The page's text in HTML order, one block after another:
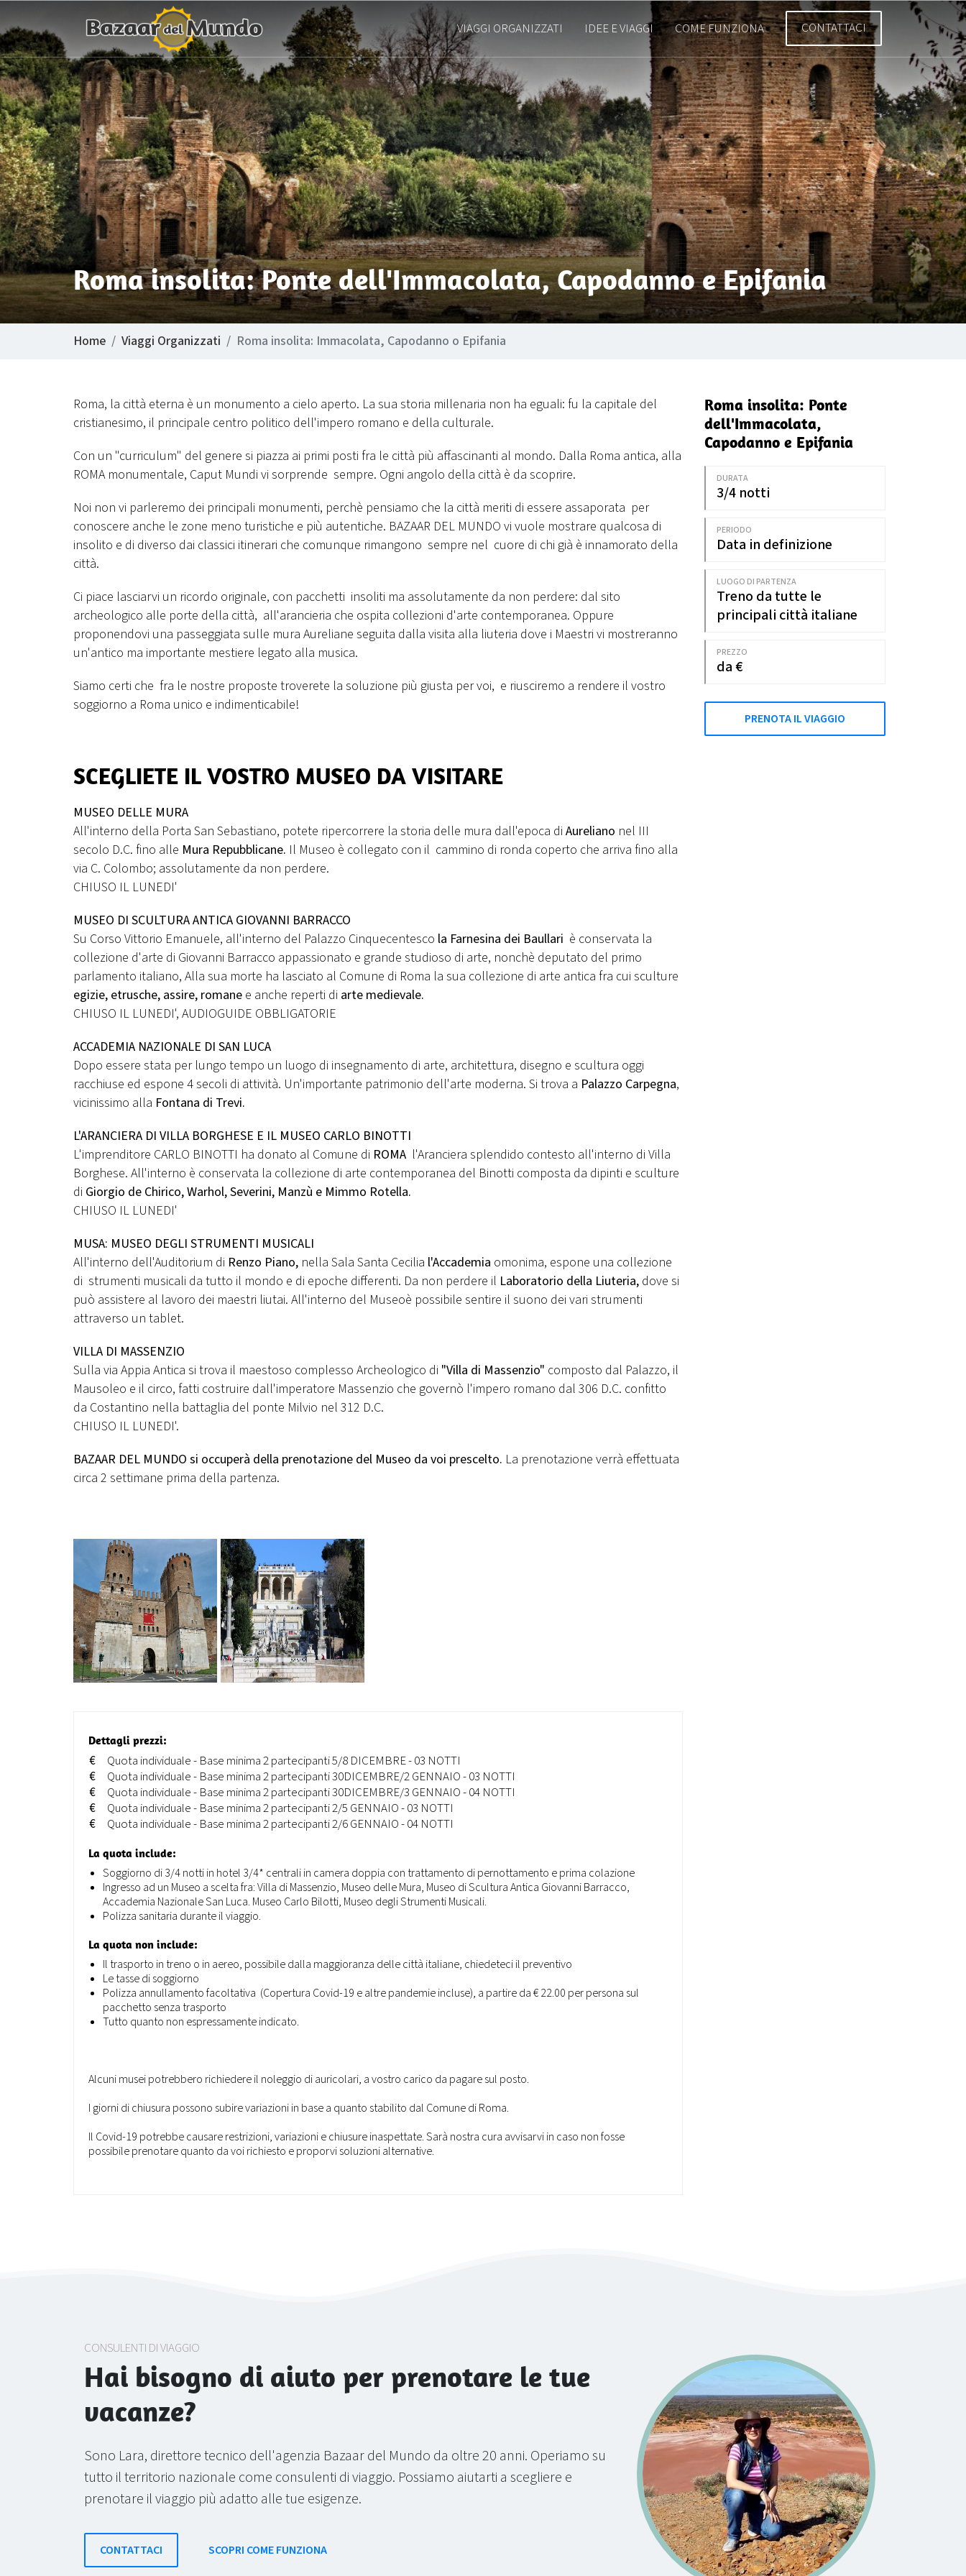
CONTATTACI
COME FUNZIONA
IDEE E VIAGGI
VIAGGI ORGANIZZATI
Roma insolita: Ponte dell'Immacolata, Capodanno e Epifania
Home Viaggi Organizzati Roma insolita: Immacolata, Capodanno o Epifania
Roma, la città eterna è un monumento a cielo aperto. La sua storia millenaria non ha eguali: fu la capitale del
cristianesimo, il principale centro politico dell'impero romano e della culturale.
Con un "curriculum" del genere si piazza ai primi posti fra le città più affascinanti al mondo. Dalla Roma antica, alla
ROMA monumentale, Caput Mundi vi sorprende sempre. Ogni angolo della città è da scoprire.
Noi non vi parleremo dei principali monumenti, perchè pensiamo che la città meriti di essere assaporata per
conoscere anche le zone meno turistiche e più autentiche. BAZAAR DEL MUNDO vi vuole mostrare qualcosa di
insolito e di diverso dai classici itinerari che comunque rimangono sempre nel cuore di chi già è innamorato della
città.
Ci piace lasciarvi un ricordo originale, con pacchetti insoliti ma assolutamente da non perdere: dal sito
archeologico alle porte della città, all'arancieria che ospita collezioni d'arte contemporanea. Oppure
proponendovi una passeggiata sulle mura Aureliane seguita dalla visita alla liuteria dove i Maestri vi mostreranno
un'antico ma importante mestiere legato alla musica.
Siamo certi che fra le nostre proposte troverete la soluzione più giusta per voi, e riusciremo a rendere il vostro
soggiorno a Roma unico e indimenticabile!
SCEGLIETE IL VOSTRO MUSEO DA VISITARE
MUSEO DELLE MURA
All'interno della Porta San Sebastiano, potete ripercorrere la storia delle mura dall'epoca di Aureliano nel III
secolo D.C. fino alle Mura Repubblicane. Il Museo è collegato con il cammino di ronda coperto che arriva fino alla
via C. Colombo; assolutamente da non perdere.
CHIUSO IL LUNEDI'
MUSEO DI SCULTURA ANTICA GIOVANNI BARRACCO
Su Corso Vittorio Emanuele, all'interno del Palazzo Cinquecentesco la Farnesina dei Baullari è conservata la
collezione d'arte di Giovanni Barracco appassionato e grande studioso di arte, nonchè deputato del primo
parlamento italiano, Alla sua morte ha lasciato al Comune di Roma la sua collezione di arte antica fra cui sculture
egizie, etrusche, assire, romane e anche reperti di arte medievale.
CHIUSO IL LUNEDI', AUDIOGUIDE OBBLIGATORIE
ACCADEMIA NAZIONALE DI SAN LUCA
Dopo essere stata per lungo tempo un luogo di insegnamento di arte, architettura, disegno e scultura oggi
racchiuse ed espone 4 secoli di attività. Un'importante patrimonio dell'arte moderna. Si trova a Palazzo Carpegna,
vicinissimo alla Fontana di Trevi.
L'ARANCIERA DI VILLA BORGHESE E IL MUSEO CARLO BINOTTI
L'imprenditore CARLO BINOTTI ha donato al Comune di ROMA l'Aranciera splendido contesto all'interno di Villa
Borghese. All'interno è conservata la collezione di arte contemporanea del Binotti composta da dipinti e sculture
di Giorgio de Chirico, Warhol, Severini, Manzù e Mimmo Rotella.
CHIUSO IL LUNEDI'
MUSA: MUSEO DEGLI STRUMENTI MUSICALI
All'interno dell'Auditorium di Renzo Piano, nella Sala Santa Cecilia l'Accademia omonima, espone una collezione
di strumenti musicali da tutto il mondo e di epoche differenti. Da non perdere il Laboratorio della Liuteria, dove si
può assistere al lavoro dei maestri liutai. All'interno del Museoè possibile sentire il suono dei vari strumenti
attraverso un tablet.
VILLA DI MASSENZIO
Sulla via Appia Antica si trova il maestoso complesso Archeologico di "Villa di Massenzio" composto dal Palazzo, il
Mausoleo e il circo, fatti costruire dall'imperatore Massenzio che governò l'impero romano dal 306 D.C. confitto
da Costantino nella battaglia del ponte Milvio nel 312 D.C.
CHIUSO IL LUNEDI'.
BAZAAR DEL MUNDO si occuperà della prenotazione del Museo da voi prescelto. La prenotazione verrà effettuata
circa 2 settimane prima della partenza.
Dettagli prezzi:
€
Quota individuale - Base minima 2 partecipanti 5/8 DICEMBRE - 03 NOTTI
€
Quota individuale - Base minima 2 partecipanti 30DICEMBRE/2 GENNAIO - 03 NOTTI
€
Quota individuale - Base minima 2 partecipanti 30DICEMBRE/3 GENNAIO - 04 NOTTI
€
Quota individuale - Base minima 2 partecipanti 2/5 GENNAIO - 03 NOTTI
€
Quota individuale - Base minima 2 partecipanti 2/6 GENNAIO - 04 NOTTI
La quota include:
Soggiorno di 3/4 notti in hotel 3/4* centrali in camera doppia con trattamento di pernottamento e prima colazione
Ingresso ad un Museo a scelta fra: Villa di Massenzio, Museo delle Mura, Museo di Scultura Antica Giovanni Barracco,
Accademia Nazionale San Luca. Museo Carlo Bilotti, Museo degli Strumenti Musicali.
Polizza sanitaria durante il viaggio.
La quota non include:
Il trasporto in treno o in aereo, possibile dalla maggioranza delle città italiane, chiedeteci il preventivo
Le tasse di soggiorno
Polizza annullamento facoltativa (Copertura Covid-19 e altre pandemie incluse), a partire da € 22.00 per persona sul
pacchetto senza trasporto
Tutto quanto non espressamente indicato.
Alcuni musei potrebbero richiedere il noleggio di auricolari, a vostro carico da pagare sul posto.
I giorni di chiusura possono subire variazioni in base a quanto stabilito dal Comune di Roma.
Il Covid-19 potrebbe causare restrizioni, variazioni e chiusure inaspettate. Sarà nostra cura avvisarvi in caso non fosse
possibile prenotare quanto da voi richiesto e proporvi soluzioni alternative.
Roma insolita: Ponte
dell'Immacolata,
Capodanno e Epifania
DURATA
3/4 notti
PERIODO
Data in definizione
LUOGO DI PARTENZA
Treno da tutte le
principali città italiane
PREZZO
da €
PRENOTA IL VIAGGIO
CONSULENTI DI VIAGGIO
Hai bisogno di aiuto per prenotare le tue
vacanze?
Sono Lara, direttore tecnico dell'agenzia Bazaar del Mundo da oltre 20 anni. Operiamo su
tutto il territorio nazionale come consulenti di viaggio. Possiamo aiutarti a scegliere e
prenotare il viaggio più adatto alle tue esigenze.
CONTATTACI SCOPRI COME FUNZIONA